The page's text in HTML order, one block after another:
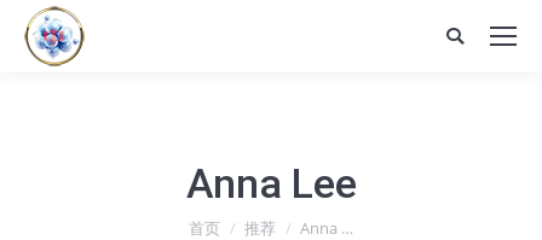
Search:
Anna Lee
您在这里：
首页 推荐 Anna …